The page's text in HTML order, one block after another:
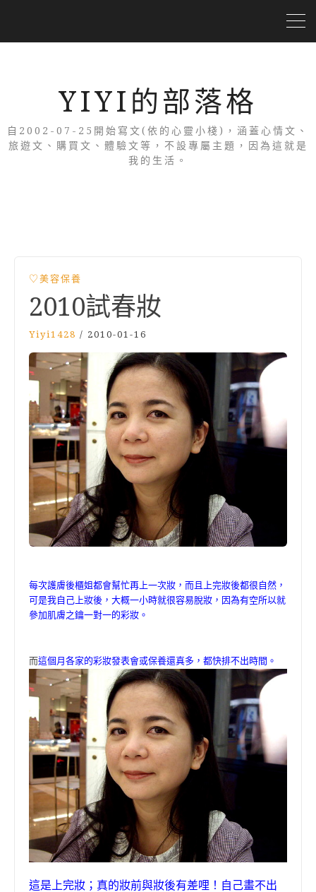
YIYI的部落格
自2002-07-25開始寫文(依的心靈小棧)，涵蓋心情文、
旅遊文、購買文、體驗文等，不設專屬主題，因為這就是
我的生活。
♡美容保養
2010試春妝
Yiyi1428 / 2010-01-16
每次護膚後櫃姐都會幫忙再上一次妝，而且上完妝後都很自然，
可是我自己上妝後，大概一小時就很容易脫妝，因為有空所以就
參加肌膚之鑰一對一的彩妝。
而這個月各家的彩妝發表會或保養還真多，都快排不出時間。
這是上完妝；真的妝前與妝後有差哩！自己畫不出